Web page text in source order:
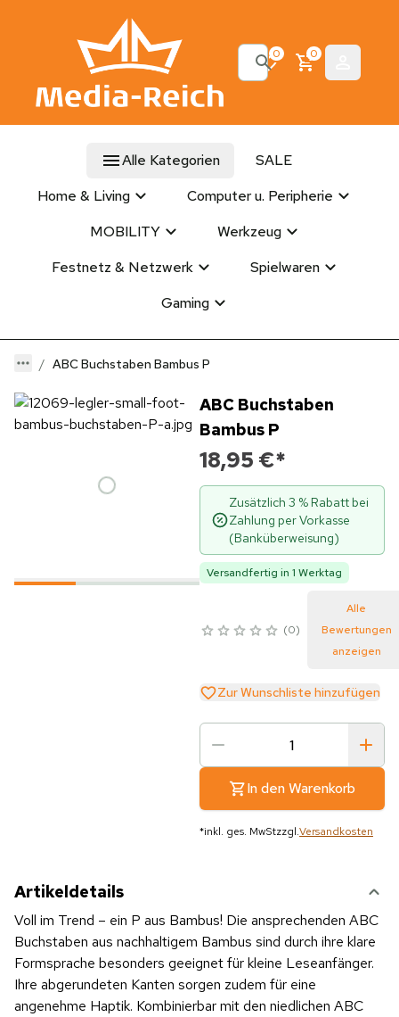
0 0
Alle Kategorien
SALE
Home & Living
Computer u. Peripherie
MOBILITY
Werkzeug
Festnetz & Netzwerk
Spielwaren
Gaming
ABC Buchstaben Bambus P
ABC Buchstaben
Bambus P
18,95 €*
Zusätzlich 3 % Rabatt bei
Zahlung per Vorkasse
(Banküberweisung)
Versandfertig in 1 Werktag
0
Alle
Bewertungen
anzeigen
Zur Wunschliste hinzufügen
In den Warenkorb
*inkl. ges. MwStzzgl.Versandkosten
Artikeldetails
Voll im Trend – ein P aus Bambus! Die ansprechenden ABC
Buchstaben aus nachhaltigem Bambus sind durch ihre klare
Formsprache besonders geeignet für kleine Leseanfänger.
Ihre abgerundeten Kanten sorgen zudem für eine
angenehme Haptik. Kombinierbar mit den niedlichen ABC